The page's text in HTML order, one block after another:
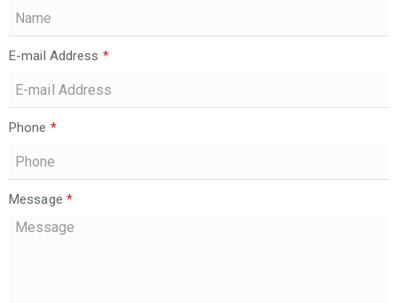
E-mail Address *
Phone *
Message *